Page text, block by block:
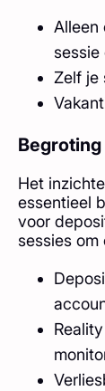
Alleen
sessie
Zelf je
Het
essentieel
voor
sessies